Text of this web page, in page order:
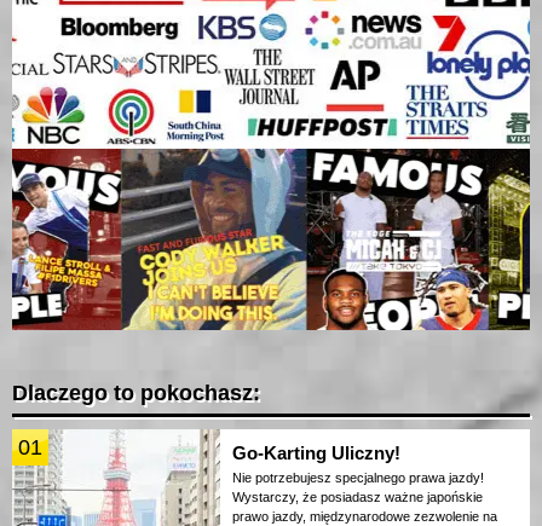
Dlaczego to pokochasz:
01 Go-Karting Uliczny!
Nie potrzebujesz specjalnego prawa jazdy!
Wystarczy, że posiadasz ważne japońskie
prawo jazdy, międzynarodowe zezwolenie na